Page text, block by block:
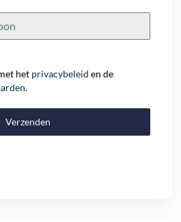
het privacybeleid en de
.
Verzenden